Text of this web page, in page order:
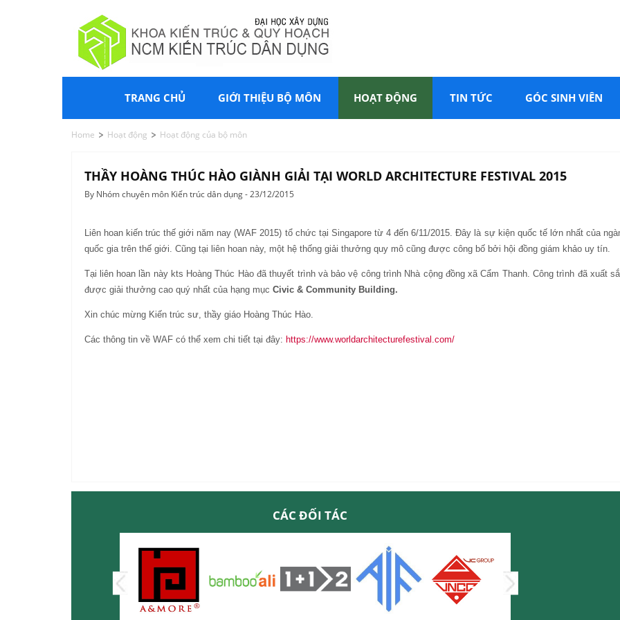
TRANG CHỦ GIỚI THIỆU BỘ MÔN HOẠT ĐỘNG TIN TỨC GÓC SINH VIÊN
Home Hoạt động Hoạt động của bộ môn
THẦY HOÀNG THÚC HÀO GIÀNH GIẢI TẠI WORLD ARCHITECTURE FESTIVAL 2015
By Nhóm chuyên môn Kiến trúc dân dụng - 23/12/2015
Liên hoan kiến trúc thế giới năm nay (WAF 2015) tổ chức tại Singapore từ 4 đến 6/11/2015. Đây là sự kiện quốc tế lớn nhất của
quốc gia trên thế giới. Cũng tại liên hoan này, một hệ thống giải thưởng quy mô cũng được công bố bởi hội đồng giám khảo uy tín.
Tại liên hoan lần này kts Hoàng Thúc Hào đã thuyết trình và bảo vệ công trình Nhà cộng đồng xã Cẩm Thanh. Công trình đã xuất
được giải thưởng cao quý nhất của hạng mục Civic & Community Building.
Xin chúc mừng Kiến trúc sư, thầy giáo Hoàng Thúc Hào.
Các thông tin về WAF có thể xem chi tiết tại đây: https://www.worldarchitecturefestival.com/
CÁC ĐỐI TÁC